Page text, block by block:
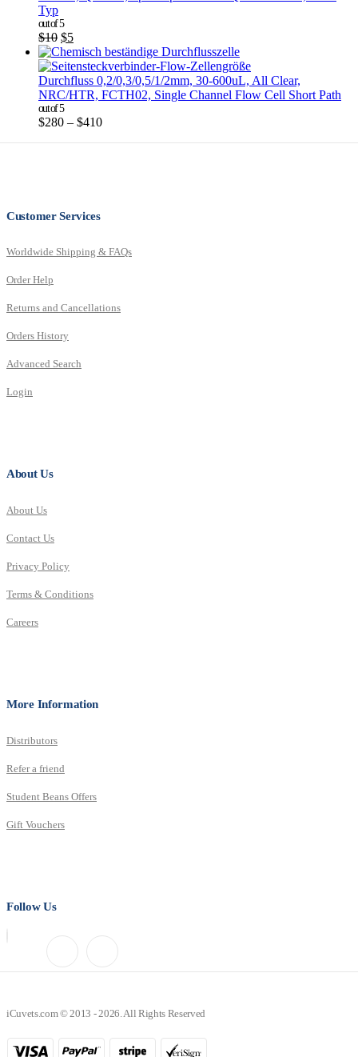
Typ
out of 5
$10 $5
Durchfluss 0,2/0,3/0,5/1/2mm, 30-600uL, All Clear,
NRC/HTR, FCTH02, Single Channel Flow Cell Short Path
out of 5
$280 – $410
Customer Services
Worldwide Shipping & FAQs
Order Help
Returns and Cancellations
Orders History
Advanced Search
Login
About Us
About Us
Contact Us
Privacy Policy
Terms & Conditions
Careers
More Information
Distributors
Refer a friend
Student Beans Offers
Gift Vouchers
Follow Us
iCuvets.com © 2013 - 2026. All Rights Reserved